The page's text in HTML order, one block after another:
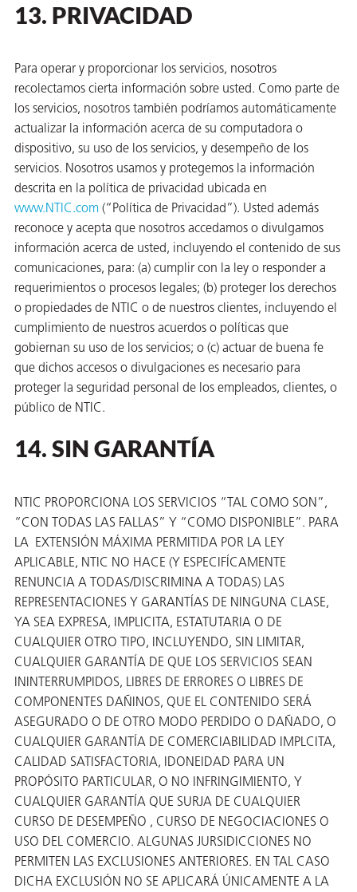
13. PRIVACIDAD
Para operar y proporcionar los servicios, nosotros
recolectamos cierta información sobre usted. Como parte de
los servicios, nosotros también podríamos automáticamente
actualizar la información acerca de su computadora o
dispositivo, su uso de los servicios, y desempeño de los
servicios. Nosotros usamos y protegemos la información
descrita en la política de privacidad ubicada en
www.NTIC.com (“Política de Privacidad”). Usted además
reconoce y acepta que nosotros accedamos o divulgamos
información acerca de usted, incluyendo el contenido de sus
comunicaciones, para: (a) cumplir con la ley o responder a
requerimientos o procesos legales; (b) proteger los derechos
o propiedades de NTIC o de nuestros clientes, incluyendo el
cumplimiento de nuestros acuerdos o políticas que
gobiernan su uso de los servicios; o (c) actuar de buena fe
que dichos accesos o divulgaciones es necesario para
proteger la seguridad personal de los empleados, clientes, o
público de NTIC.
14. SIN GARANTÍA
NTIC PROPORCIONA LOS SERVICIOS “TAL COMO SON”,
“CON TODAS LAS FALLAS” Y “COMO DISPONIBLE”. PARA
LA EXTENSIÓN MÁXIMA PERMITIDA POR LA LEY
APLICABLE, NTIC NO HACE (Y ESPECIFÍCAMENTE
RENUNCIA A TODAS/DISCRIMINA A TODAS) LAS
REPRESENTACIONES Y GARANTÍAS DE NINGUNA CLASE,
YA SEA EXPRESA, IMPLICITA, ESTATUTARIA O DE
CUALQUIER OTRO TIPO, INCLUYENDO, SIN LIMITAR,
CUALQUIER GARANTÍA DE QUE LOS SERVICIOS SEAN
ININTERRUMPIDOS, LIBRES DE ERRORES O LIBRES DE
COMPONENTES DAÑINOS, QUE EL CONTENIDO SERÁ
ASEGURADO O DE OTRO MODO PERDIDO O DAÑADO, O
CUALQUIER GARANTÍA DE COMERCIABILIDAD IMPLCITA,
CALIDAD SATISFACTORIA, IDONEIDAD PARA UN
PROPÓSITO PARTICULAR, O NO INFRINGIMIENTO, Y
CUALQUIER GARANTÍA QUE SURJA DE CUALQUIER
CURSO DE DESEMPEÑO , CURSO DE NEGOCIACIONES O
USO DEL COMERCIO. ALGUNAS JURSIDICCIONES NO
PERMITEN LAS EXCLUSIONES ANTERIORES. EN TAL CASO
DICHA EXCLUSIÓN NO SE APLICARÁ ÚNICAMENTE A LA